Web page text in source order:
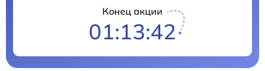
Конец акции
01:13:41